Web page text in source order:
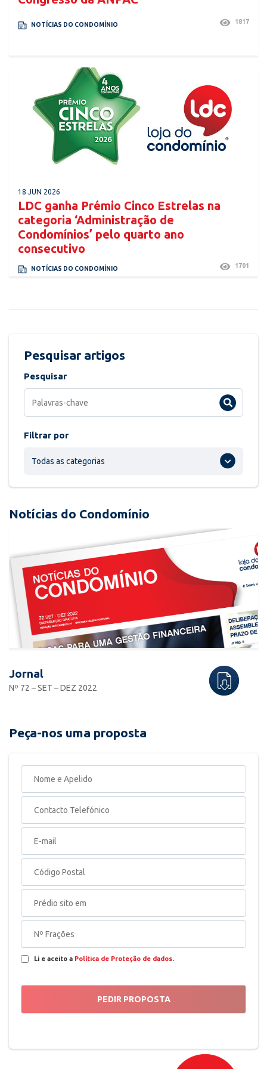
NOTÍCIAS DO CONDOMÍNIO 1817
18 JUN 2026
LDC ganha Prémio Cinco Estrelas na
categoria ‘Administração de
Condomínios’ pelo quarto ano
consecutivo
NOTÍCIAS DO CONDOMÍNIO 1701
Pesquisar artigos
Pesquisar
Filtrar por
Todas as categorias
Notícias do Condomínio
Jornal
Nº 72 – SET – DEZ 2022
Peça-nos uma proposta
Li e aceito a Política de Proteção de dados.